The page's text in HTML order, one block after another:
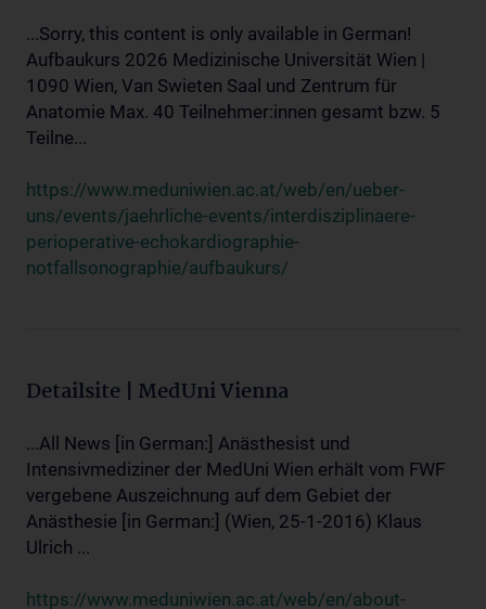
...Sorry, this content is only available in German!
Aufbaukurs 2026 Medizinische Universität Wien |
1090 Wien, Van Swieten Saal und Zentrum für
Anatomie Max. 40 Teilnehmer:innen gesamt bzw. 5
Teilne...
https://www.meduniwien.ac.at/web/en/ueber-
uns/events/jaehrliche-events/interdisziplinaere-
perioperative-echokardiographie-
notfallsonographie/aufbaukurs/
Detailsite | MedUni Vienna
...All News [in German:] Anästhesist und
Intensivmediziner der MedUni Wien erhält vom FWF
vergebene Auszeichnung auf dem Gebiet der
Anästhesie [in German:] (Wien, 25-1-2016) Klaus
Ulrich ...
https://www.meduniwien.ac.at/web/en/about-